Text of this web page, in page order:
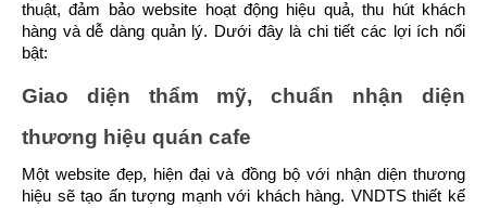
thuật, đảm bảo website hoạt động hiệu quả, thu hút khách
hàng và dễ dàng quản lý. Dưới đây là chi tiết các lợi ích nổi
bật:
Giao diện thẩm mỹ, chuẩn nhận diện
thương hiệu quán cafe
Một website đẹp, hiện đại và đồng bộ với nhận diện thương
hiệu sẽ tạo ấn tượng mạnh với khách hàng. VNDTS thiết kế